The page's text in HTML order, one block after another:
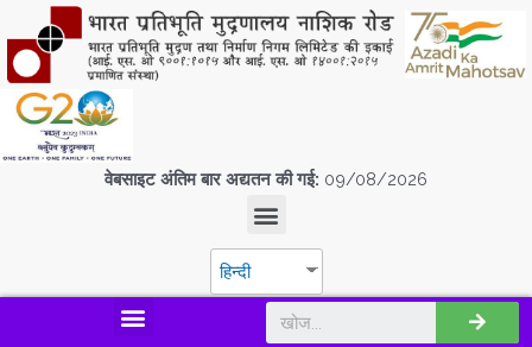
वेबसाइट अंतिम बार अद्यतन की गई: 09/08/2026
हिन्दी